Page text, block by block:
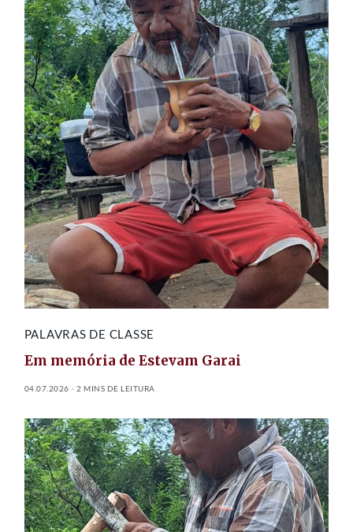
PALAVRAS DE CLASSE
Em memória de Estevam Garai
04.07.2026 2 MINS DE LEITURA